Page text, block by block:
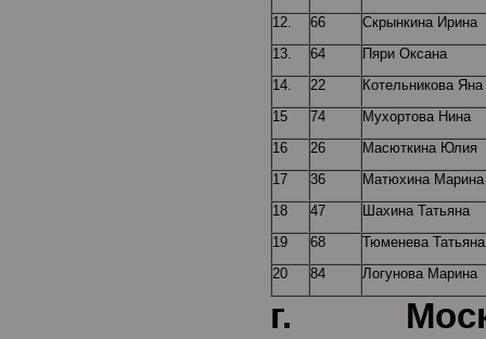
12.
66
Скрынкина Ирина
13.
64
Пяри Оксана
14.
22
Котельникова Яна
15
74
Мухортова Нина
16
26
Масюткина Юлия
17
36
Матюхина Марина
18
47
Шахина Татьяна
19
68
Тюменева Татьяна
20
84 Логунова Марина
г.